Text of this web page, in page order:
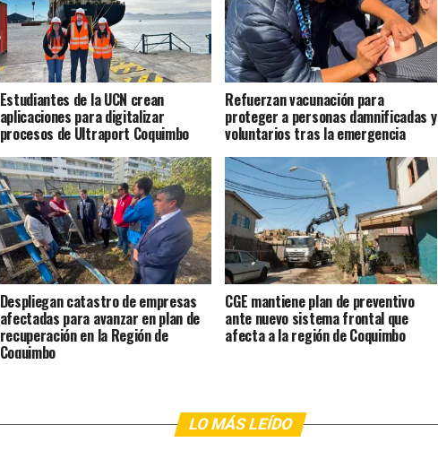
Estudiantes de la UCN crean
aplicaciones para digitalizar
procesos de Ultraport Coquimbo
Refuerzan vacunación para
proteger a personas damnificadas y
voluntarios tras la emergencia
Despliegan catastro de empresas
afectadas para avanzar en plan de
recuperación en la Región de
Coquimbo
CGE mantiene plan de preventivo
ante nuevo sistema frontal que
afecta a la región de Coquimbo
LO MÁS LEÍDO